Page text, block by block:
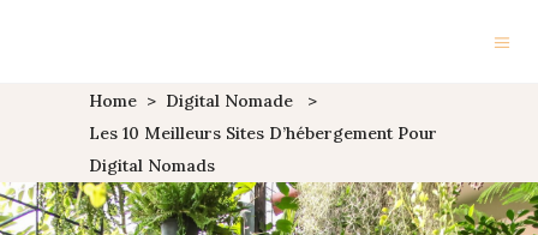
Home > Digital Nomade
>
Les 10 Meilleurs Sites D’hébergement Pour
Digital Nomads